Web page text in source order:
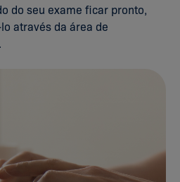
do seu exame ficar pronto,
através da área de